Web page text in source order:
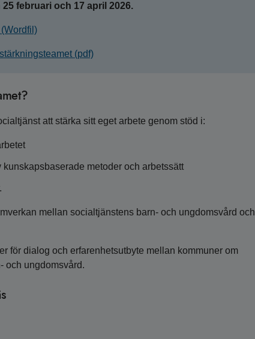
februari och 17 april 2026.
(pdf)
att stärka sitt eget arbete genom stöd i:
metoder och arbetssätt
mellan socialtjänstens barn- och ungdomsvård och
för dialog och erfarenhetsutbyte mellan kommuner om
och ungdomsvård.